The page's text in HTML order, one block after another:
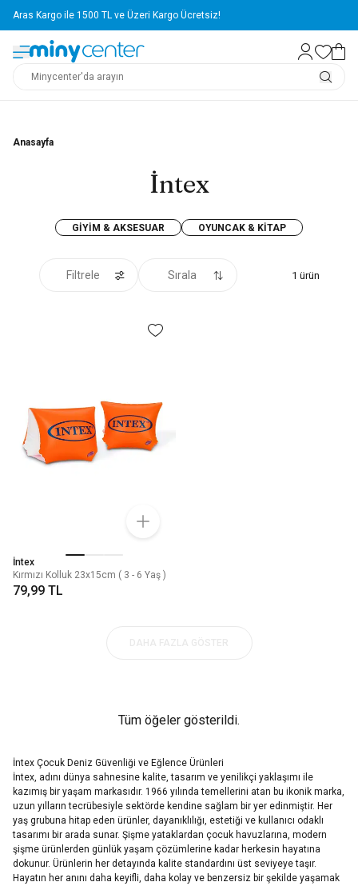
Aras Kargo ile 1500 TL ve Üzeri Kargo Ücretsiz!
Anasayfa
İntex
GIYIM & AKSESUAR OYUNCAK & KITAP
Filtrele Sırala 1 ürün
İntex
Kırmızı Kolluk 23x15cm ( 3 - 6 Yaş )
79,99 TL
Tüm öğeler gösterildi.
İntex Çocuk Deniz Güvenliği ve Eğlence Ürünleri
İntex, adını dünya sahnesine kalite, tasarım ve yenilikçi yaklaşımı ile
kazımış bir yaşam markasıdır. 1966 yılında temellerini atan bu ikonik marka,
uzun yılların tecrübesiyle sektörde kendine sağlam bir yer edinmiştir. Her
yaş grubuna hitap eden ürünler, dayanıklılığı, estetiği ve kullanıcı odaklı
tasarımı bir arada sunar. Şişme yataklardan çocuk havuzlarına, modern
şişme ürünlerden günlük yaşam çözümlerine kadar herkesin hayatına
dokunur. Ürünlerin her detayında kalite standardını üst seviyeye taşır.
Hayatın her anını daha keyifli, daha kolay ve benzersiz bir şekilde yaşamak